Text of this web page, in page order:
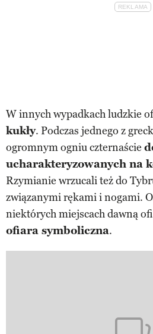
W innych wypadkach ludzkie
kukły. Podczas jednego z
ogromnym ogniu czternaście
ucharakteryzowanych na
Rzymianie wrzucali też do
związanymi rękami i nogami.
niektórych miejscach dawną
ofiara symboliczna.